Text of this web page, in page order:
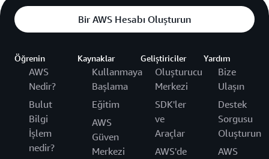
Bir AWS Hesabı Oluşturun
Öğrenin
AWS
Nedir?
Bulut
Bilgi
İşlem
nedir?
Kaynaklar
Kullanmaya
Başlama
Eğitim
AWS
Güven
Merkezi
Geliştiriciler
Oluşturucu
Merkezi
SDK'ler
ve
Araçlar
AWS'de
Yardım
Bize
Ulaşın
Destek
Sorgusu
Oluşturun
AWS